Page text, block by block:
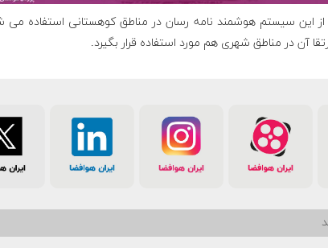
از این سیستم هوشمند نامه رسان در مناطق کوهستانی استفاده می
آن در مناطق شهری هم مورد استفاده قرار بگیرد.